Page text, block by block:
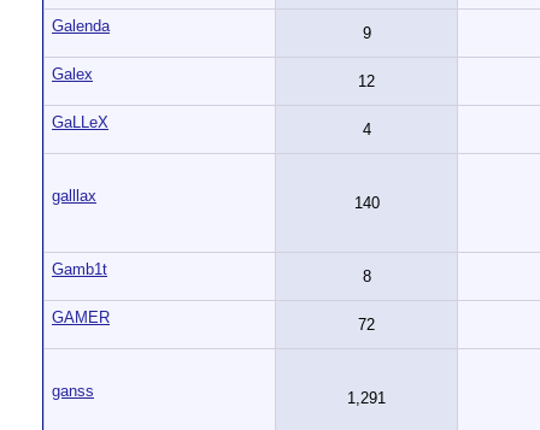
Galenda 9
Galex 12
GaLLeX 4
galllax 140
Gamb1t 8
GAMER 72
ganss 1,291